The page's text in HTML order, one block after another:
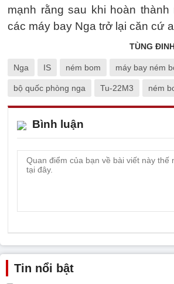
mạnh rằng sau khi hoàn thành
các máy bay Nga trở lại căn cứ
TÙNG
Nga IS ném bom máy bay ném
bộ quốc phòng nga Tu-22M3 ném
Bình luận
Tin nổi bật